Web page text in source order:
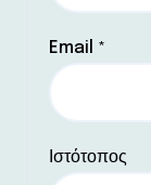
Email *
Ιστότοπος